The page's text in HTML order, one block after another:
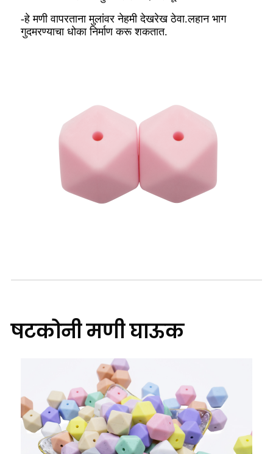
-हे मणी वापरताना मुलांवर नेहमी देखरेख ठेवा.लहान भाग
गुदमरण्याचा धोका निर्माण करू शकतात.
षटकोनी मणी घाऊक